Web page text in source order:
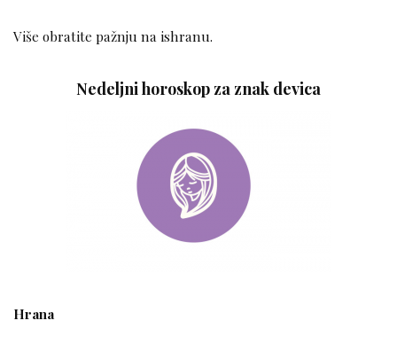
Više obratite pažnju na ishranu.
Nedeljni horoskop za znak devica
Hrana